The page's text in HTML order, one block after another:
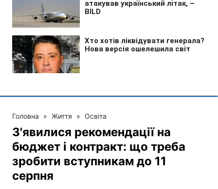
Головна » Життя » Освіта
З'явилися рекомендації на
бюджет і контракт: що треба
зробити вступникам до 11
серпня